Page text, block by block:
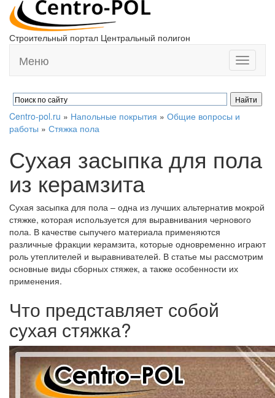
Строительный портал Центральный полигон
Toggle
Меню
Centro-pol.ru » Напольные покрытия » Общие вопросы и
работы » Стяжка пола
Сухая засыпка для пола
из керамзита
Сухая засыпка для пола – одна из лучших альтернатив мокрой
стяжке, которая используется для выравнивания чернового
пола. В качестве сыпучего материала применяются
различные фракции керамзита, которые одновременно играют
роль утеплителей и выравнивателей. В статье мы рассмотрим
основные виды сборных стяжек, а также особенности их
применения.
Что представляет собой
сухая стяжка?